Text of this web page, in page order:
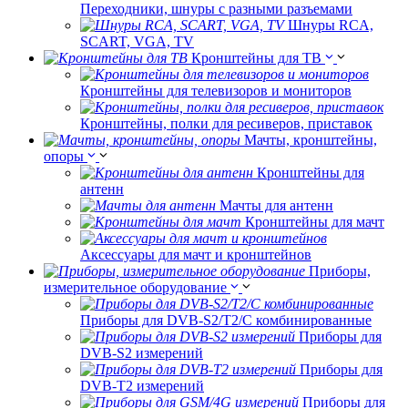
Переходники, шнуры с разными разъемами
Шнуры RCA,
SCART, VGA, TV
Кронштейны для ТВ
Кронштейны для телевизоров и мониторов
Кронштейны, полки для ресиверов, приставок
Мачты, кронштейны,
опоры
Кронштейны для
антенн
Мачты для антенн
Кронштейны для мачт
Аксессуары для мачт и кронштейнов
Приборы,
измерительное оборудование
Приборы для DVB-S2/T2/C комбинированные
Приборы для
DVB-S2 измерений
Приборы для
DVB-T2 измерений
Приборы для